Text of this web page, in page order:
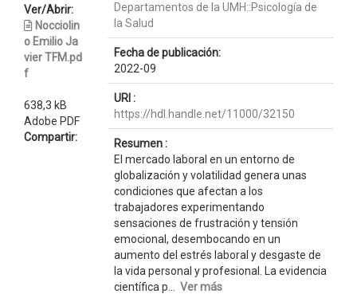
Ver/Abrir:
Nocciolin
o Emilio Ja
vier TFM.pd
f
638,3 kB
Adobe PDF
Compartir:
Departamentos de la UMH::Psicología de
la Salud
Fecha de publicación:
2022-09
URI :
https://hdl.handle.net/11000/32150
Resumen :
El mercado laboral en un entorno de
globalización y volatilidad genera unas
condiciones que afectan a los
trabajadores experimentando
sensaciones de frustración y tensión
emocional, desembocando en un
aumento del estrés laboral y desgaste de
la vida personal y profesional. La evidencia
científica p... Ver más